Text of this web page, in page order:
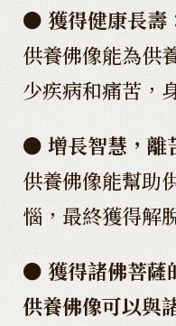
● 獲得健康長壽
供養佛像能為供
少疾病和痛苦，
● 增長智慧，離
供養佛像能幫助
惱，最終獲得解
● 獲得諸佛菩薩
供養佛像可以與